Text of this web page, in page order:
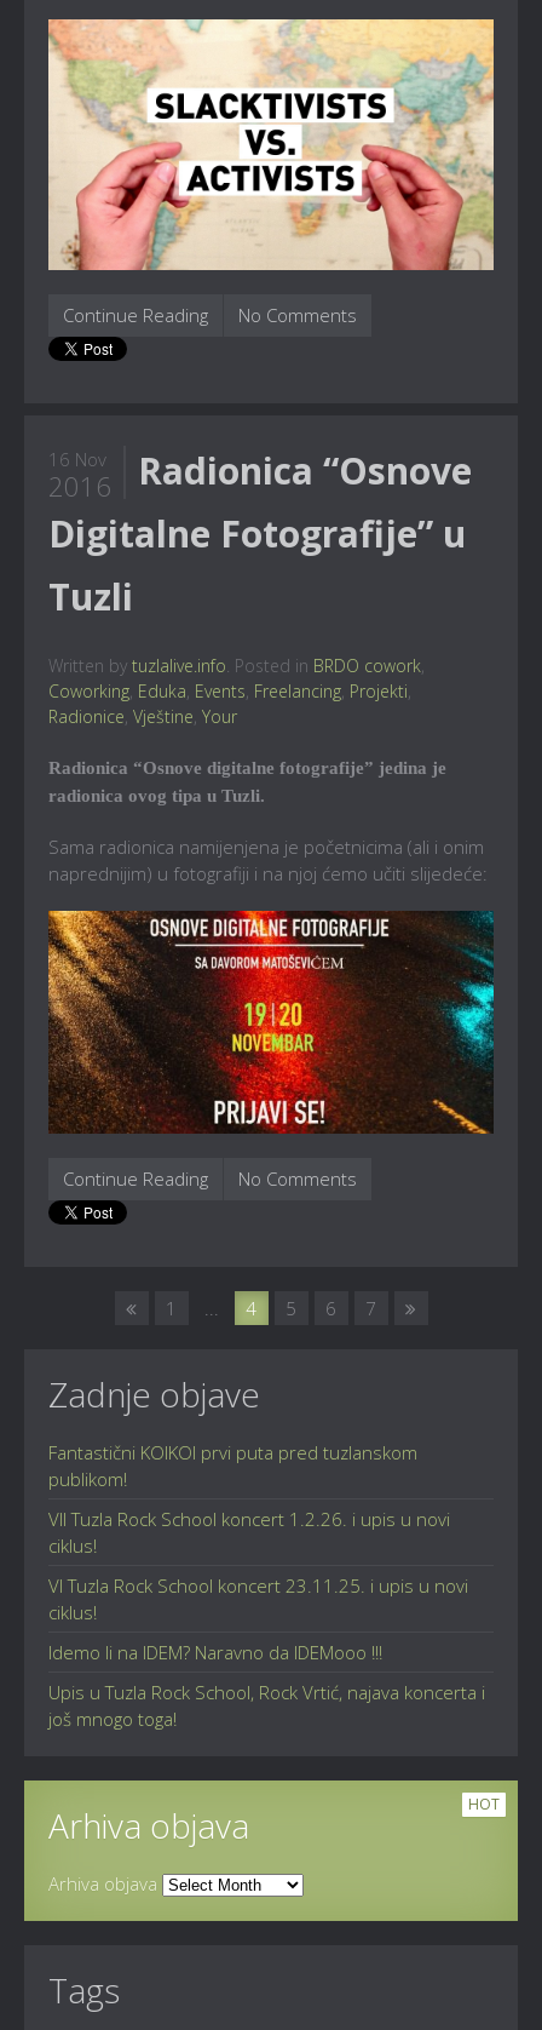
Continue Reading No Comments
16 Nov
2016
Radionica “Osnove
Digitalne Fotografije” u
Tuzli
Written by tuzlalive.info. Posted in BRDO cowork,
Coworking, Eduka, Events, Freelancing, Projekti,
Radionice, Vještine, Your
Radionica “Osnove digitalne fotografije” jedina je
radionica ovog tipa u Tuzli.
Sama radionica namijenjena je početnicima (ali i onim
naprednijim) u fotografiji i na njoj ćemo učiti slijedeće:
Continue Reading No Comments
1 ... 4 5 6 7
Zadnje objave
Fantastični KOIKOI prvi puta pred tuzlanskom
publikom!
VII Tuzla Rock School koncert 1.2.26. i upis u novi
ciklus!
VI Tuzla Rock School koncert 23.11.25. i upis u novi
ciklus!
Idemo li na IDEM? Naravno da IDEMooo !!!
Upis u Tuzla Rock School, Rock Vrtić, najava koncerta i
još mnogo toga!
HOT
Arhiva objava
Arhiva objava
Tags